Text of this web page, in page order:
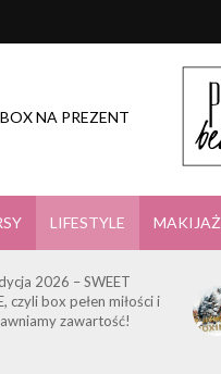
BOX NA PREZENT
LIFESTYLE MAKIJAŻ
2026 – SWEET
czyli box pełen miłości i
zawartość!